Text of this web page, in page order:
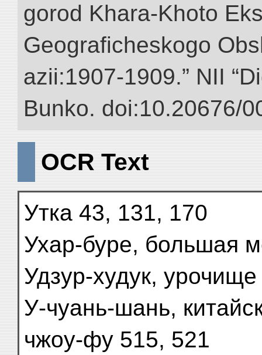
gorod Khara-Khoto
Geograficheskogo
azii:1907-1909.” NII
Bunko. doi:10.20676/
OCR Text
Утка 43, 131, 170
Ухар-буре, большая
Удзур-худук,
У-чуань-шань,
чжоу-фу 515, 521